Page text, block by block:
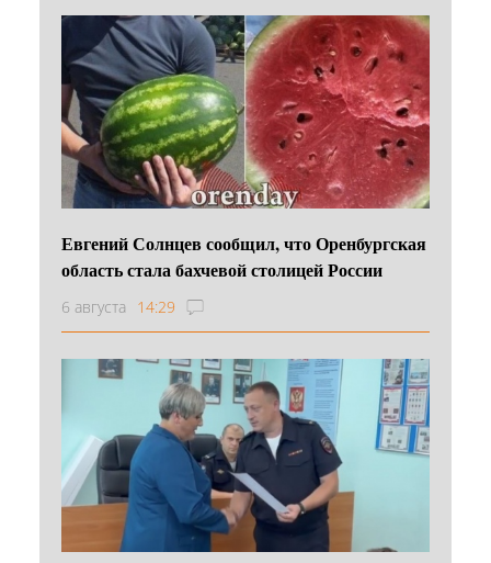
Евгений Солнцев сообщил, что Оренбургская
область стала бахчевой столицей России
6 августа 14:29